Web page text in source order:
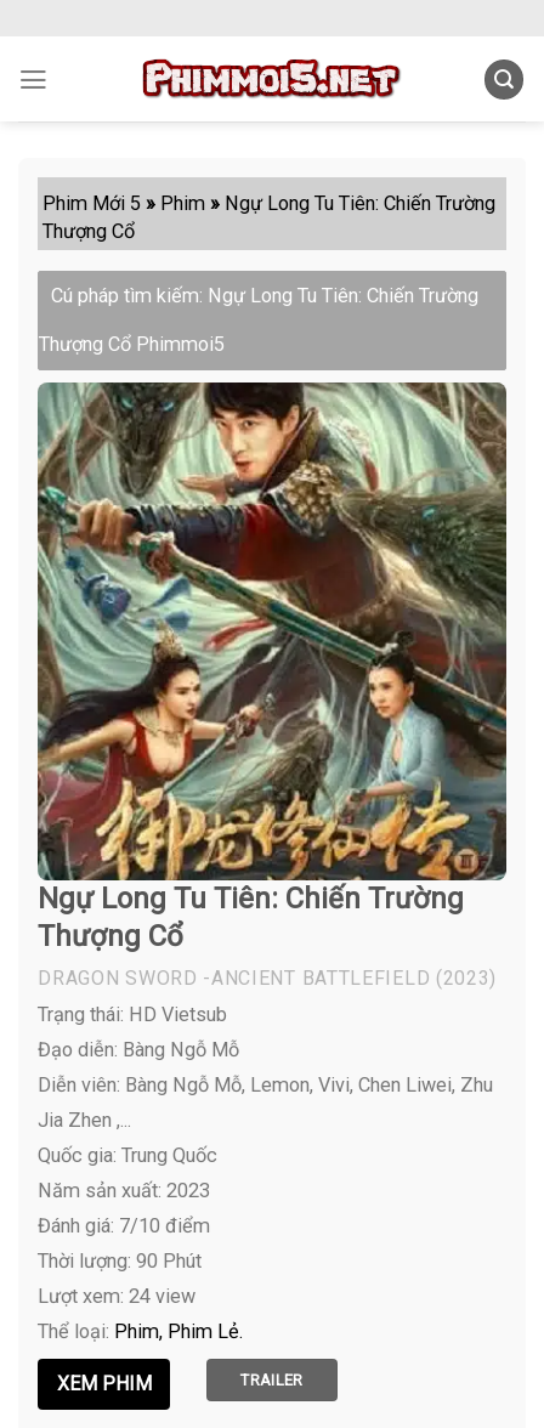
content
Phim Mới 5 » Phim » Ngự Long Tu Tiên: Chiến Trường
Thượng Cổ
Cú pháp tìm kiếm: Ngự Long Tu Tiên: Chiến Trường
Thượng Cổ Phimmoi5
Ngự Long Tu Tiên: Chiến Trường
Thượng Cổ
DRAGON SWORD -ANCIENT BATTLEFIELD (2023)
Trạng thái: HD Vietsub
Đạo diễn: Bàng Ngỗ Mỗ
Diễn viên: Bàng Ngỗ Mỗ, Lemon, Vivi, Chen Liwei, Zhu
Jia Zhen ,...
Quốc gia: Trung Quốc
Năm sản xuất: 2023
Đánh giá: 7/10 điểm
Thời lượng: 90 Phút
Lượt xem: 24 view
Thể loại: Phim Phim Lẻ
TRAILER